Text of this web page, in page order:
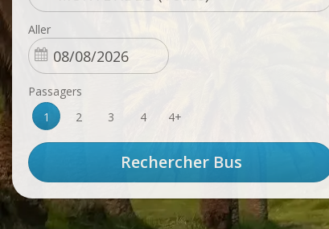
Aller
Passagers
1
2 3 4 4+